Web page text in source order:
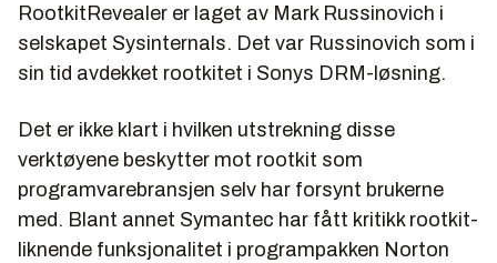
RootkitRevealer er laget av Mark Russinovich i
selskapet Sysinternals. Det var Russinovich som i
sin tid avdekket rootkitet i Sonys DRM-løsning.
Det er ikke klart i hvilken utstrekning disse
verktøyene beskytter mot rootkit som
programvarebransjen selv har forsynt brukerne
med. Blant annet Symantec har fått kritikk rootkit-
liknende funksjonalitet i programpakken Norton